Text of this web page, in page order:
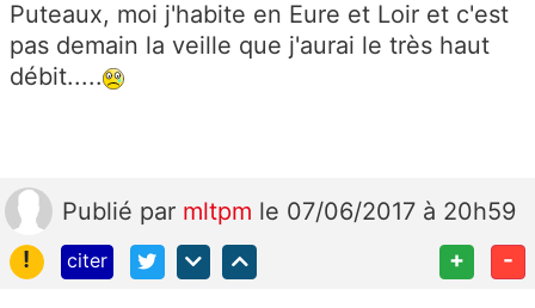
Puteaux, moi j'habite en Eure et Loir et c'est
pas demain la veille que j'aurai le très haut
débit.....
Publié par mltpm le 07/06/2017 à 20h59
!
citer + -